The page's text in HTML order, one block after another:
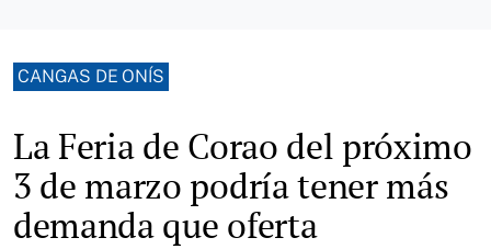
CANGAS DE ONÍS
La Feria de Corao del próximo
3 de marzo podría tener más
demanda que oferta